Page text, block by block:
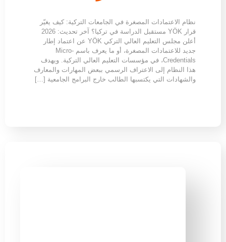
نظام الاعتمادات المصغرة في الجامعات التركية: كيف يغيّر
قرار YÖK مستقبل الدراسة في تركيا؟ آخر تحديث: 2026
أعلن مجلس التعليم العالي التركي YÖK عن اعتماد إطار
جديد للاعتمادات المصغرة، أو ما يعرف باسم Micro-
Credentials، في مؤسسات التعليم العالي التركية. ويهدف
هذا النظام إلى الاعتراف الرسمي ببعض المهارات والمعارف
والشهادات التي يكتسبها الطالب خارج البرامج الجامعية […]